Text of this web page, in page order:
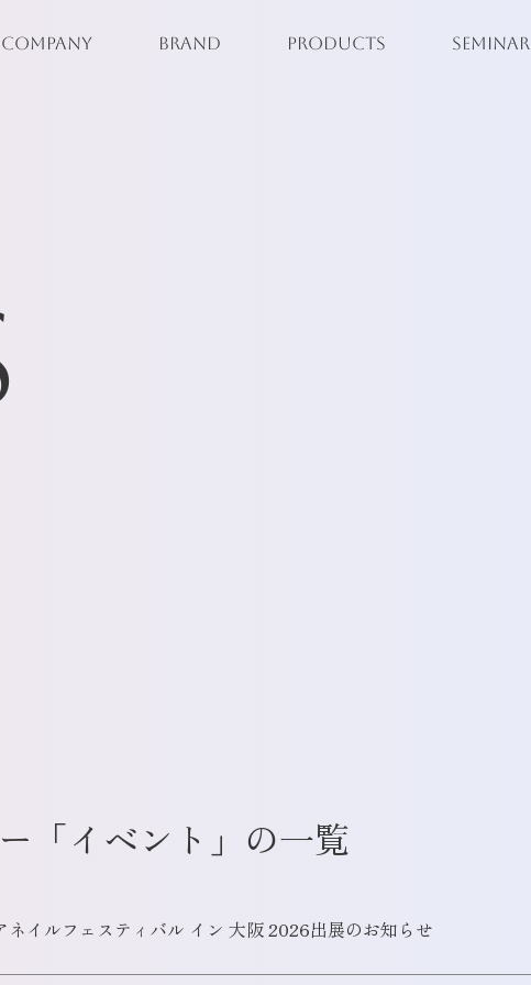
COMPANY BRAND PRODUCTS SEMINAR
「イベント」の一覧
ネイルフェスティバル イン 大阪 2026出展のお知らせ